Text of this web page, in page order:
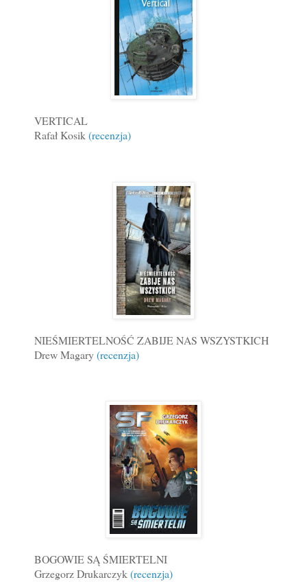
VERTICAL
Rafał Kosik(recenzja)
NIEŚMIERTELNOŚĆ ZABIJE NAS WSZYSTKICH
Drew Magary(recenzja)
BOGOWIE SĄ ŚMIERTELNI
Grzegorz Drukarczyk(recenzja)